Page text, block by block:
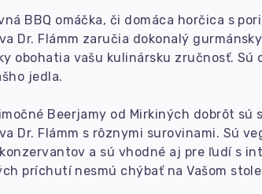
BBQ omáčka, či domáca horčica s
Dr. Flámm zaručia dokonalý
obohatia vašu kulinársku zručnosť. Sú
jedla.
Beerjamy od Mirkiných dobrôt sú
Dr. Flámm s rôznymi surovinami. Sú
a sú vhodné aj pre ľudí s
príchutí nesmú chýbať na Vašom